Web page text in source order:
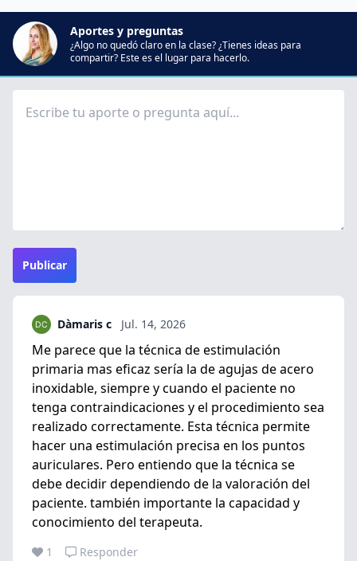
Aportes y preguntas
¿Algo no quedó claro en la clase? ¿Tienes ideas para
compartir? Este es el lugar para hacerlo.
Publicar
Dàmaris c Jul. 14, 2026
Me parece que la técnica de estimulación
primaria mas eficaz sería la de agujas de acero
inoxidable, siempre y cuando el paciente no
tenga contraindicaciones y el procedimiento sea
realizado correctamente. Esta técnica permite
hacer una estimulación precisa en los puntos
auriculares. Pero entiendo que la técnica se
debe decidir dependiendo de la valoración del
paciente. también importante la capacidad y
conocimiento del terapeuta.
1 Responder